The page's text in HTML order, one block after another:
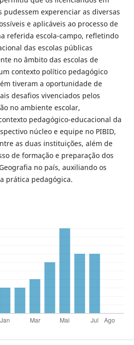
pudessem experenciar as diversas
e aplicáveis ao processo de
referida escola-campo, refletindo
das escolas públicas
no âmbito das escolas de
contexto político pedagógico
tiveram a oportunidade de
desafios vivenciados pelos
no ambiente escolar,
pedagógico-educacional da
núcleo e equipe no PIBID,
as duas instituições, além de
de formação e preparação dos
no país, auxiliando os
prática pedagógica.